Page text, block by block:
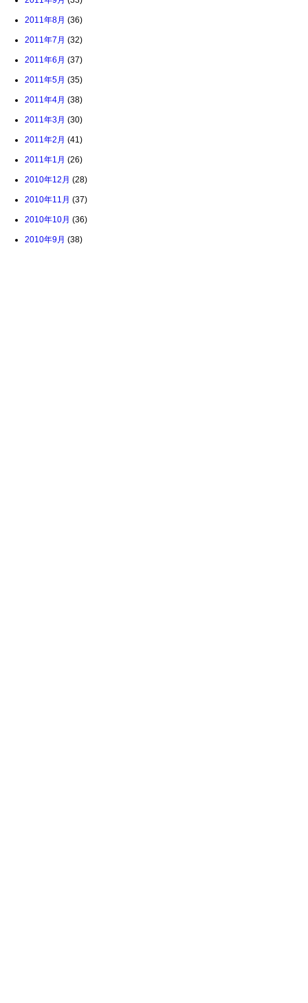
2011年8月 (36)
2011年7月 (32)
2011年6月 (37)
2011年5月 (35)
2011年4月 (38)
2011年3月 (30)
2011年2月 (41)
2011年1月 (26)
2010年12月 (28)
2010年11月 (37)
2010年10月 (36)
2010年9月 (38)